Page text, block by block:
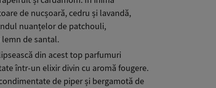
de nucșoară, cedru și lavandă,
nuanțelor de patchouli,
de santal.
din acest top parfumuri
într-un elixir divin cu aromă fougere.
de piper și bergamotă de